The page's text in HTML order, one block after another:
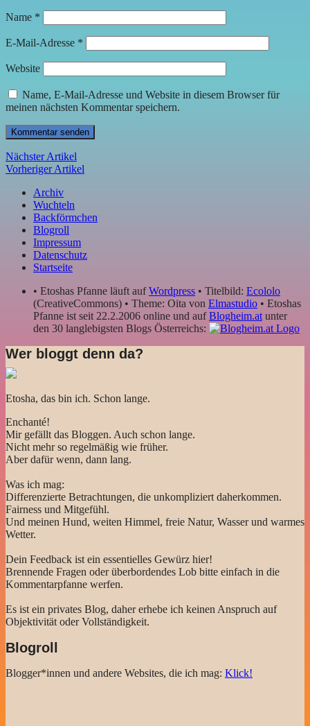
Name *
E-Mail-Adresse *
Website
Name, E-Mail-Adresse und Website in diesem Browser für
meinen nächsten Kommentar speichern.
Nächster Artikel
Vorheriger Artikel
Archiv
Wuchteln
Backförmchen
Blogroll
Impressum
Datenschutz
Startseite
• Etoshas Pfanne läuft aufWordpress • Titelbild: Ecololo
(CreativeCommons) • Theme: Oita von Elmastudio • Etoshas
Pfanne ist seit 22.2.2006 online und aufBlogheim.at unter
den 30 langlebigsten Blogs Österreichs:
Wer bloggt denn da?
Etosha, das bin ich. Schon lange.
Enchanté!
Mir gefällt das Bloggen. Auch schon lange.
Nicht mehr so regelmäßig wie früher.
Aber dafür wenn, dann lang.
Was ich mag:
Differenzierte Betrachtungen, die unkompliziert daherkommen.
Fairness und Mitgefühl.
Und meinen Hund, weiten Himmel, freie Natur, Wasser und warmes
Wetter.
Dein Feedback ist ein essentielles Gewürz hier!
Brennende Fragen oder überbordendes Lob bitte einfach in die
Kommentarpfanne werfen.
Es ist ein privates Blog, daher erhebe ich keinen Anspruch auf
Objektivität oder Vollständigkeit.
Blogroll
Blogger*innen und andere Websites, die ich mag: Klick!